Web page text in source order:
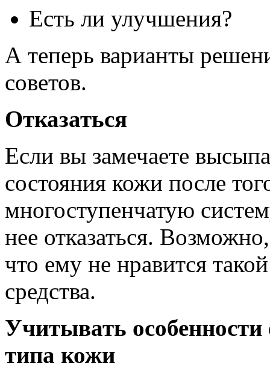
Есть ли улучшения?
А теперь варианты
советов.
Отказаться
Если вы замечаете
состояния кожи после
многоступенчатую
нее отказаться.
что ему не нравится
средства.
Учитывать особенности
типа кожи